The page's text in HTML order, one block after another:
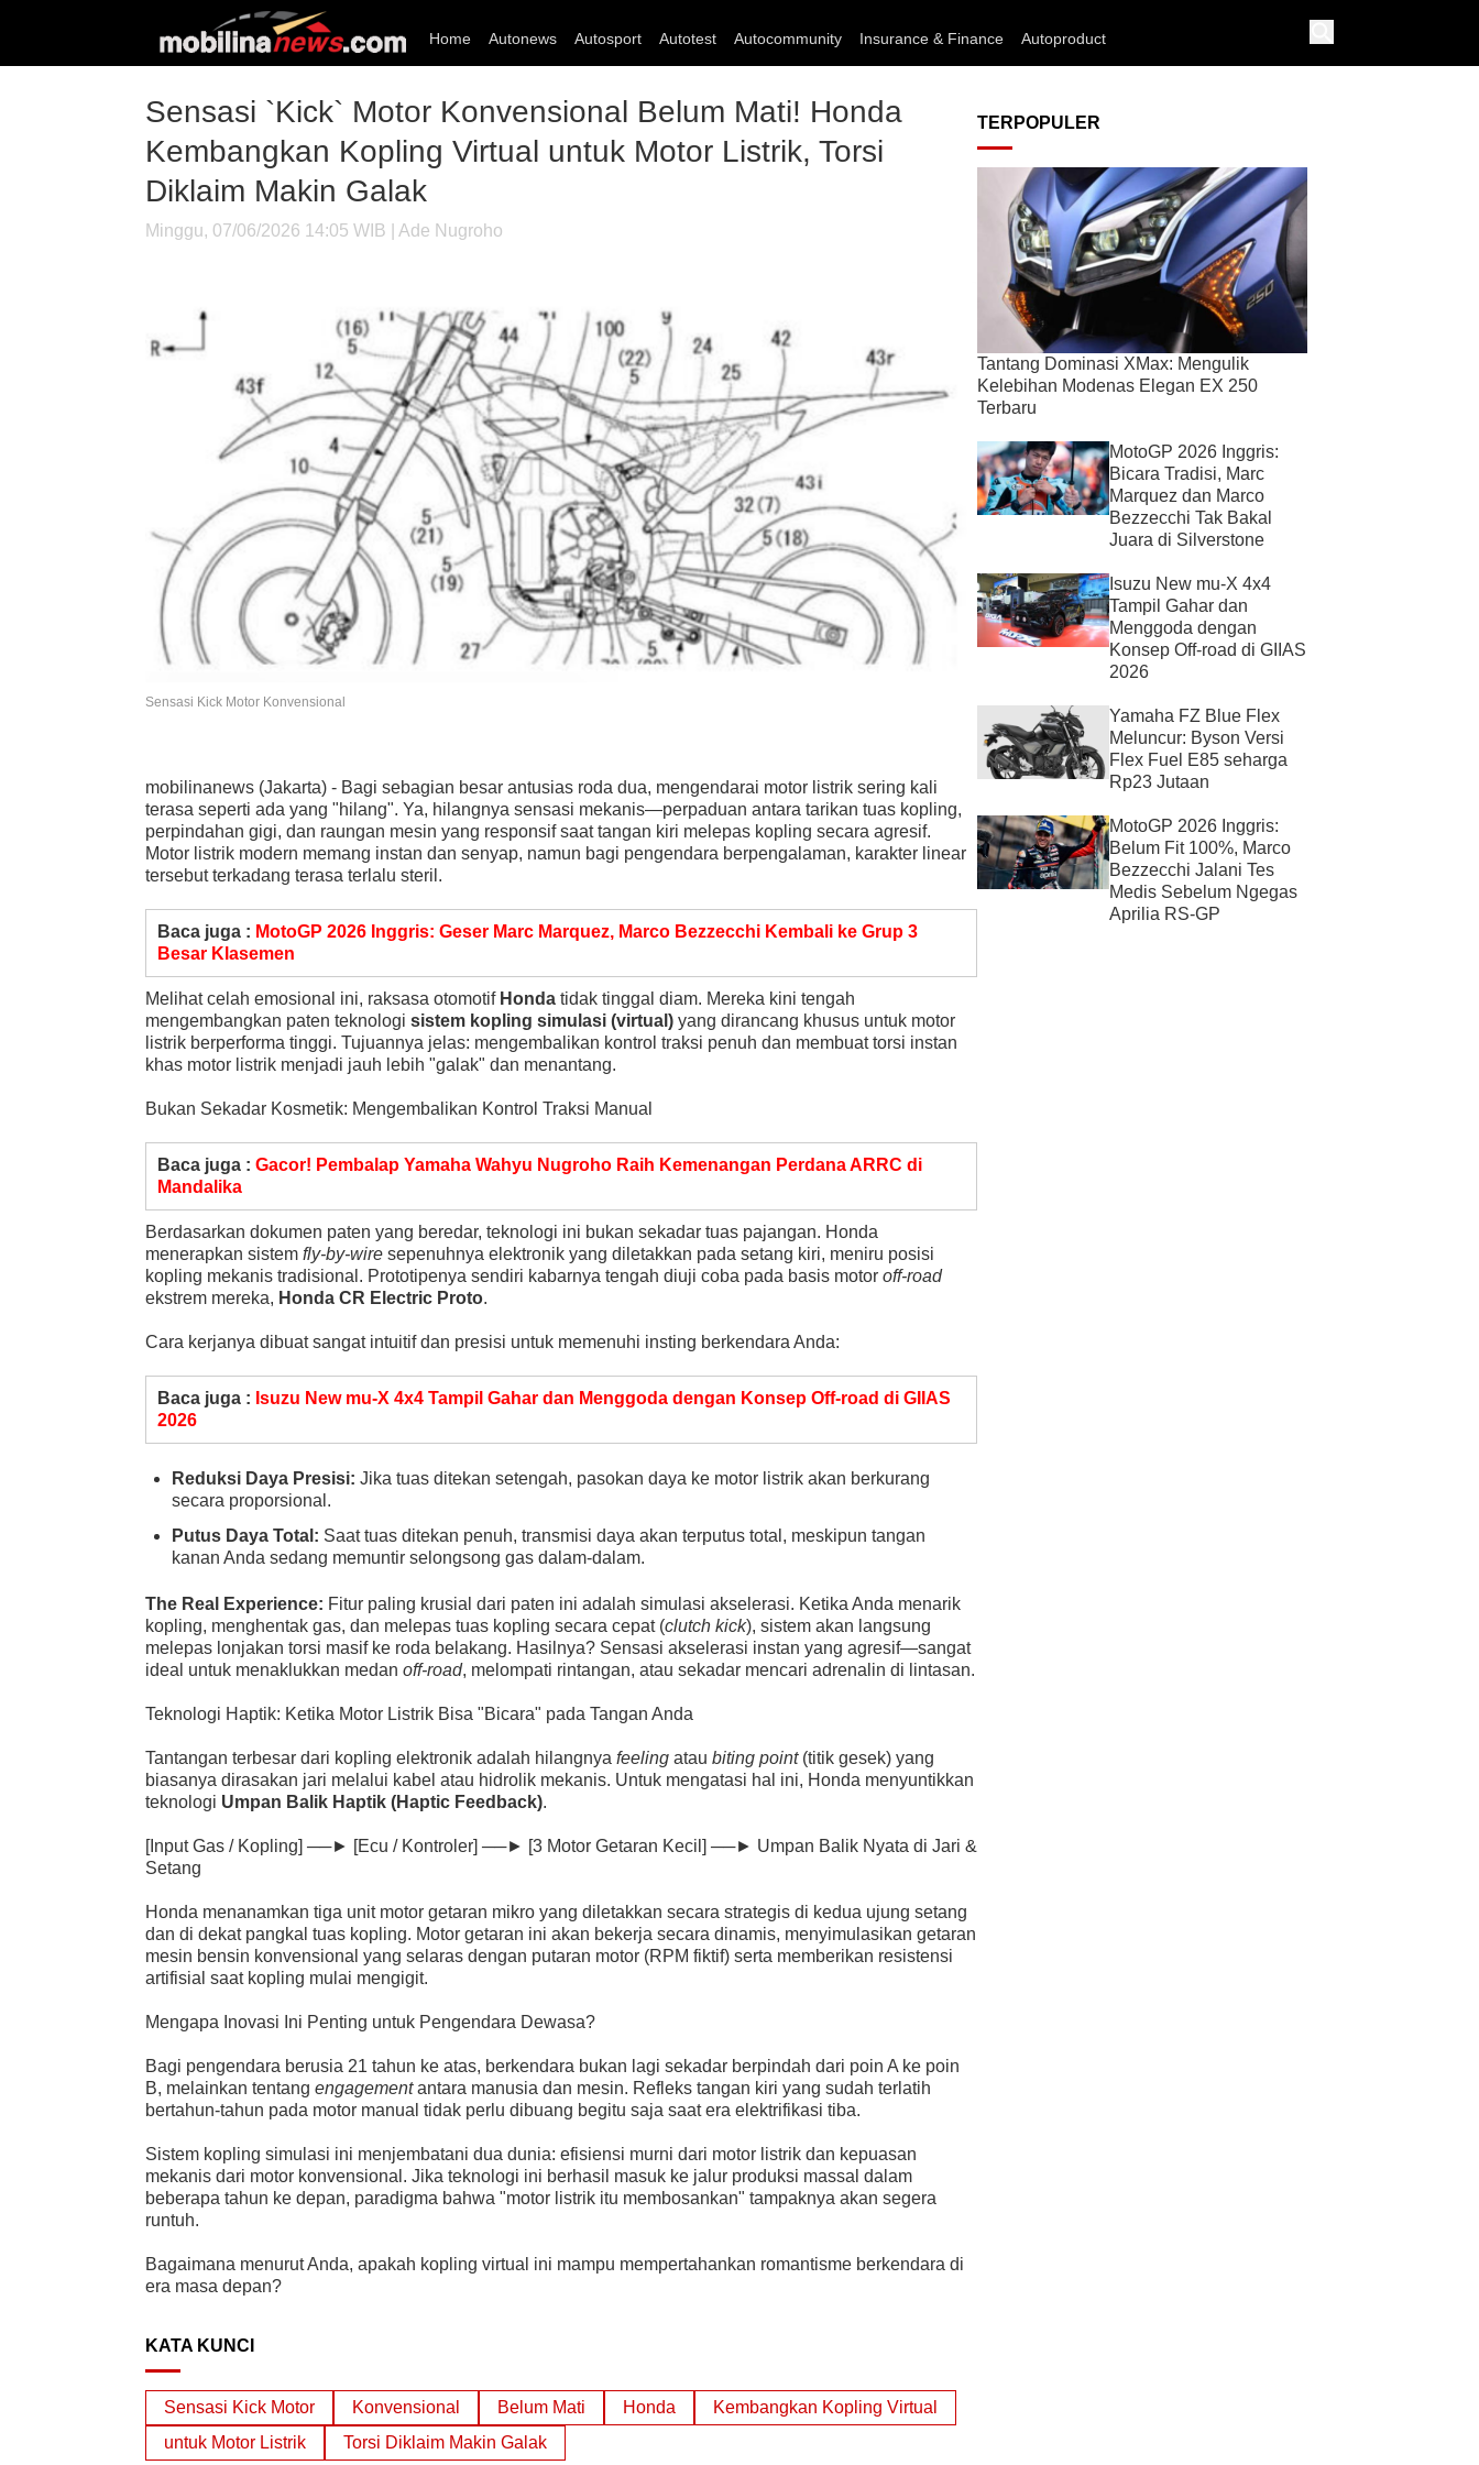
Home Autonews Autosport Autotest Autocommunity Insurance & Finance Autoproduct
Sensasi `Kick` Motor Konvensional Belum Mati! Honda
Kembangkan Kopling Virtual untuk Motor Listrik, Torsi
Diklaim Makin Galak
Minggu, 07/06/2026 14:05 WIB | Ade Nugroho
Sensasi Kick Motor Konvensional
mobilinanews (Jakarta) - Bagi sebagian besar antusias roda dua, mengendarai motor listrik sering kali
terasa seperti ada yang "hilang". Ya, hilangnya sensasi mekanis—perpaduan antara tarikan tuas kopling,
perpindahan gigi, dan raungan mesin yang responsif saat tangan kiri melepas kopling secara agresif.
Motor listrik modern memang instan dan senyap, namun bagi pengendara berpengalaman, karakter linear
tersebut terkadang terasa terlalu steril.
Baca juga : MotoGP 2026 Inggris: Geser Marc Marquez, Marco Bezzecchi Kembali ke Grup 3
Besar Klasemen
Melihat celah emosional ini, raksasa otomotif Honda tidak tinggal diam. Mereka kini tengah
mengembangkan paten teknologi sistem kopling simulasi (virtual) yang dirancang khusus untuk motor
listrik berperforma tinggi. Tujuannya jelas: mengembalikan kontrol traksi penuh dan membuat torsi instan
khas motor listrik menjadi jauh lebih "galak" dan menantang.
Bukan Sekadar Kosmetik: Mengembalikan Kontrol Traksi Manual
Baca juga : Gacor! Pembalap Yamaha Wahyu Nugroho Raih Kemenangan Perdana ARRC di
Mandalika
Berdasarkan dokumen paten yang beredar, teknologi ini bukan sekadar tuas pajangan. Honda
menerapkan sistem fly-by-wire sepenuhnya elektronik yang diletakkan pada setang kiri, meniru posisi
kopling mekanis tradisional. Prototipenya sendiri kabarnya tengah diuji coba pada basis motor off-road
ekstrem mereka, Honda CR Electric Proto.
Cara kerjanya dibuat sangat intuitif dan presisi untuk memenuhi insting berkendara Anda:
Baca juga : Isuzu New mu-X 4x4 Tampil Gahar dan Menggoda dengan Konsep Off-road di GIIAS
2026
Reduksi Daya Presisi: Jika tuas ditekan setengah, pasokan daya ke motor listrik akan berkurang
secara proporsional.
Putus Daya Total: Saat tuas ditekan penuh, transmisi daya akan terputus total, meskipun tangan
kanan Anda sedang memuntir selongsong gas dalam-dalam.
The Real Experience: Fitur paling krusial dari paten ini adalah simulasi akselerasi. Ketika Anda menarik
kopling, menghentak gas, dan melepas tuas kopling secara cepat (clutch kick), sistem akan langsung
melepas lonjakan torsi masif ke roda belakang. Hasilnya? Sensasi akselerasi instan yang agresif—sangat
ideal untuk menaklukkan medan off-road, melompati rintangan, atau sekadar mencari adrenalin di lintasan.
Teknologi Haptik: Ketika Motor Listrik Bisa "Bicara" pada Tangan Anda
Tantangan terbesar dari kopling elektronik adalah hilangnya feeling atau biting point(titik gesek) yang
biasanya dirasakan jari melalui kabel atau hidrolik mekanis. Untuk mengatasi hal ini, Honda menyuntikkan
teknologi Umpan Balik Haptik (Haptic Feedback).
[Input Gas / Kopling] ──► [Ecu / Kontroler] ──► [3 Motor Getaran Kecil] ──► Umpan Balik Nyata di Jari &
Setang
Honda menanamkan tiga unit motor getaran mikro yang diletakkan secara strategis di kedua ujung setang
dan di dekat pangkal tuas kopling. Motor getaran ini akan bekerja secara dinamis, menyimulasikan getaran
mesin bensin konvensional yang selaras dengan putaran motor (RPM fiktif) serta memberikan resistensi
artifisial saat kopling mulai mengigit.
Mengapa Inovasi Ini Penting untuk Pengendara Dewasa?
Bagi pengendara berusia 21 tahun ke atas, berkendara bukan lagi sekadar berpindah dari poin A ke poin
B, melainkan tentang engagementantara manusia dan mesin. Refleks tangan kiri yang sudah terlatih
bertahun-tahun pada motor manual tidak perlu dibuang begitu saja saat era elektrifikasi tiba.
Sistem kopling simulasi ini menjembatani dua dunia: efisiensi murni dari motor listrik dan kepuasan
mekanis dari motor konvensional. Jika teknologi ini berhasil masuk ke jalur produksi massal dalam
beberapa tahun ke depan, paradigma bahwa "motor listrik itu membosankan" tampaknya akan segera
runtuh.
Bagaimana menurut Anda, apakah kopling virtual ini mampu mempertahankan romantisme berkendara di
era masa depan?
KATA KUNCI
Sensasi Kick Motor Konvensional Belum Mati Honda
Kembangkan Kopling Virtual
untuk Motor Listrik
Torsi Diklaim Makin Galak
TERPOPULER
Tantang Dominasi XMax: Mengulik
Kelebihan Modenas Elegan EX 250
Terbaru
MotoGP 2026 Inggris:
Bicara Tradisi, Marc
Marquez dan Marco
Bezzecchi Tak Bakal
Juara di Silverstone
Isuzu New mu-X 4x4
Tampil Gahar dan
Menggoda dengan
Konsep Off-road di GIIAS
2026
Yamaha FZ Blue Flex
Meluncur: Byson Versi
Flex Fuel E85 seharga
Rp23 Jutaan
MotoGP 2026 Inggris:
Belum Fit 100%, Marco
Bezzecchi Jalani Tes
Medis Sebelum Ngegas
Aprilia RS-GP